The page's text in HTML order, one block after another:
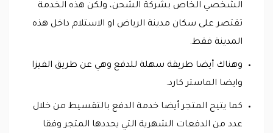
الشخصي الخاص بشركة الشحن، ولكن هذه الخدمة
تقتصر على سكان مدينة الرياض او الاستلام داخل هذه
المدينة فقط.
وهناك أيضا طريقة سهلة للدفع وهي عن طريق الفيزا
وايضا الماستر كارد.
كما يتيح المتجر أيضا خدمة الدفع بالتقسيط من خلال
عدد من الدفعات الشهرية التي يحددها المتجر وفقا